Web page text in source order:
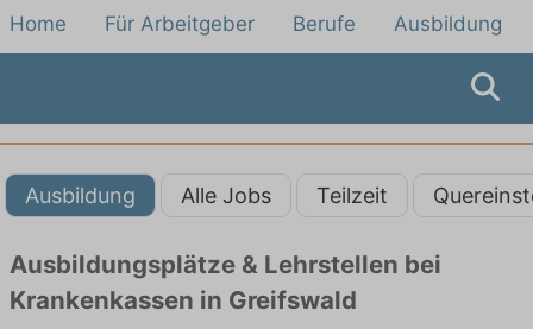
Home Für Arbeitgeber Berufe Ausbildung
Ausbildung Alle Jobs Teilzeit
Ausbildungsplätze & Lehrstellen bei
Krankenkassen in Greifswald